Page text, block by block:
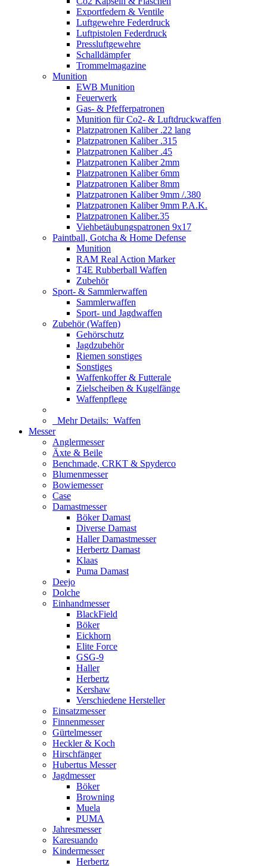
Exportfedern & Ventile
Luftgewehre Federdruck
Luftpistolen Federdruck
Pressluftgewehre
Schalldämpfer
Trommelmagazine
Munition
EWB Munition
Feuerwerk
Gas- & Pfefferpatronen
Munition für Co2- & Luftdruckwaffen
Platzpatronen Kaliber .22 lang
Platzpatronen Kaliber .315
Platzpatronen Kaliber .45
Platzpatronen Kaliber 2mm
Platzpatronen Kaliber 6mm
Platzpatronen Kaliber 8mm
Platzpatronen Kaliber 9mm /.380
Platzpatronen Kaliber 9mm P.A.K.
Platzpatronen Kaliber.35
Viehbetäubungspatronen 9x17
Paintball, Gotcha & Home Defense
Munition
RAM Real Action Marker
T4E Rubberball Waffen
Zubehör
Sport- & Sammlerwaffen
Sammlerwaffen
Sport- und Jagdwaffen
Zubehör (Waffen)
Gehörschutz
Jagdzubehör
Riemen sonstiges
Sonstiges
Waffenkoffer & Futterale
Zielscheiben & Kugelfänge
Waffenpflege
Mehr Details: Waffen
Messer
Anglermesser
Äxte & Beile
Benchmade, CRKT & Spyderco
Blumenmesser
Bowiemesser
Case
Damastmesser
Böker Damast
Diverse Damast
Haller Damastmesser
Herbertz Damast
Klaas
Puma Damast
Deejo
Dolche
Einhandmesser
BlackField
Böker
Eickhorn
Elite Force
GSG-9
Haller
Herbertz
Kershaw
Verschiedene Hersteller
Einsatzmesser
Finnenmesser
Gürtelmesser
Heckler & Koch
Hirschfänger
Hubertus Messer
Jagdmesser
Böker
Browning
Muela
PUMA
Jahresmesser
Karesuando
Kindermesser
Herbertz